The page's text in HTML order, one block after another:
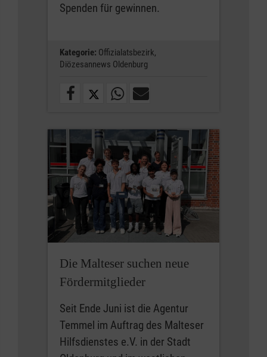
Spenden für gewinnen.
Kategorie: Offizialatsbezirk,
Diözesannews Oldenburg
Die Malteser suchen neue
Fördermitglieder
Seit Ende Juni ist die Agentur
Temmel im Auftrag des Malteser
Hilfsdienstes e.V. in der Stadt